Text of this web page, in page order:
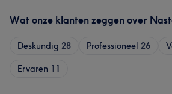
Wat onze klanten zeggen over
Deskundig 28 Professioneel 26
Ervaren 11